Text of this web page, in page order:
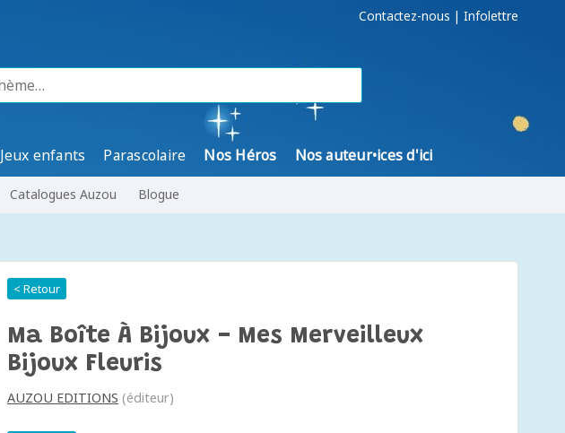
Contactez-nous | Infolettre
Jeux enfants Parascolaire Nos Héros Nos auteur•ices d'ici
Catalogues Auzou Blogue
< Retour
Ma Boîte À Bijoux - Mes Merveilleux
Bijoux Fleuris
AUZOU EDITIONS (éditeur)